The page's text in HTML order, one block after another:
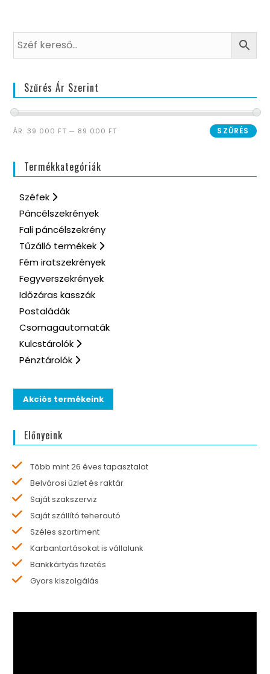
Szűrés Ár Szerint
SZŰRÉS
ÁR: 39 000 FT — 89 000 FT
Termékkategóriák
Széfek
Páncélszekrények
Fali páncélszekrény
Tűzálló termékek
Fém iratszekrények
Fegyverszekrények
Időzáras kasszák
Postaládák
Csomagautomaták
Kulcstárolók
Pénztárolók
Akciós termékeink
Előnyeink
Több mint 26 éves tapasztalat
Belvárosi üzlet és raktár
Saját szakszerviz
Saját szállító teherautó
Széles szortiment
Karbantartásokat is vállalunk
Bankkártyás fizetés
Gyors kiszolgálás